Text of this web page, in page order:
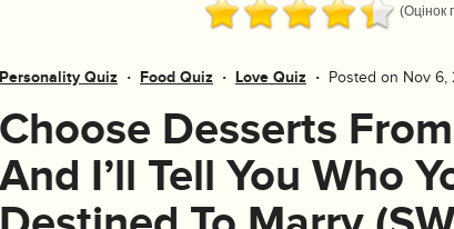
(Оцінок